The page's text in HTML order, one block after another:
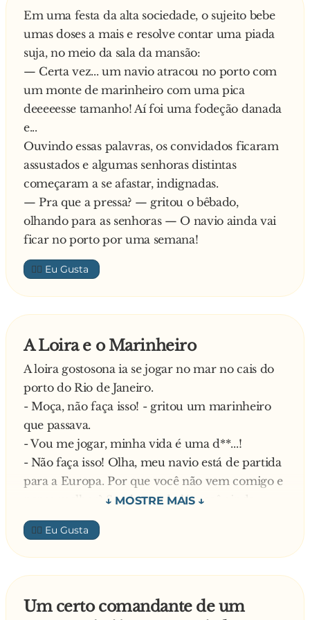
- Ela nunca vai se casar comigo se eu continuar
desse
jeito.
Então, ele fez um supremo sacrifício e largou os
feijões.
Pouco depois eles se casaram...
Alguns meses depois, ao sair em serviço, o carro
dele
quebrou e, como eles viviam fora da cidade, ele
telefonou para sua esposa dizendo a ela que
chegaria
atrasado porque teria de voltar a pé.
No caminho de volta para casa, ele passou por
restaurante, que exalava um maravilhoso e
inebriante
aroma de feijões cozidos com bacon.
Como ainda tinha que andar alguns
quilômetros até em
casa, ele pensou que qualquer efeito negativo
muito antes de chegar.
caprichadas de feijões. Já retornando para casa,
Em uma festa da alta sociedade, o sujeito bebe
umas doses a mais e resolve contar uma piada
suja, no meio da sala da mansão:
— Certa vez... um navio atracou no porto com
um monte de marinheiro com uma pica
deeeeesse tamanho! Aí foi uma fodeção danada
e...
Ouvindo essas palavras, os convidados ficaram
assustados e algumas senhoras distintas
começaram a se afastar, indignadas.
— Pra que a pressa? — gritou o bêbado,
olhando para as senhoras — O navio ainda vai
ficar no porto por uma semana!
👍🏼
A Loira e o Marinheiro
A loira gostosona ia se jogar no mar no cais do
porto do Rio de Janeiro.
- Moça, não faça isso! - gritou um marinheiro
que passava.
- Vou me jogar, minha vida é uma d**...!
- Não faça isso! Olha, meu navio está de partida
para a Europa. Por que você não vem comigo e
pensa melhor? Se, chegando lá, você ainda
quiser se matar, pelo menos terá conhecido a
Europa.
A loira achou a proposta razoável e seguiu com
ele para um bote salva-vidas, onde viajaria
visitava à noite trazendo comida, água e
👍🏼
Um certo comandante de um